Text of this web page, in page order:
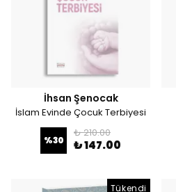
İhsan Şenocak
İslam Evinde Çocuk Terbiyesi
%30
₺ 210.00
₺ 147.00
Tükendi